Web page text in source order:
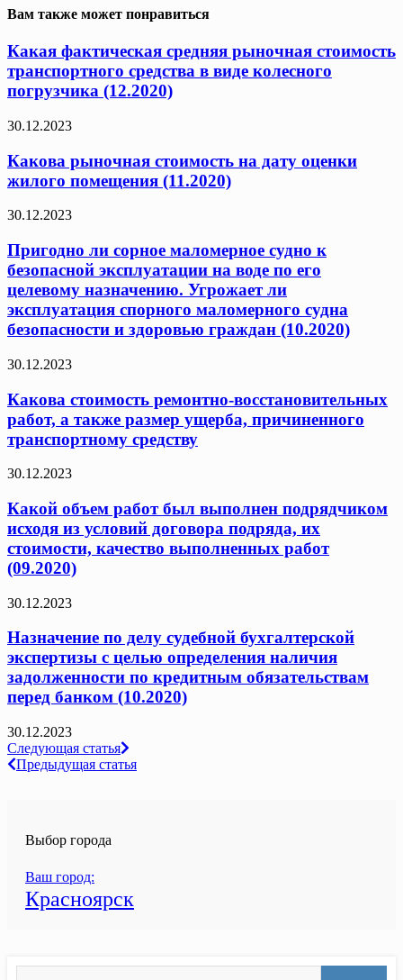
Вам также может понравиться
Какая фактическая средняя рыночная стоимость
транспортного средства в виде колесного
погрузчика (12.2020)
30.12.2023
Какова рыночная стоимость на дату оценки
жилого помещения (11.2020)
30.12.2023
Пригодно ли сорное маломерное судно к
безопасной эксплуатации на воде по его
целевому назначению. Угрожает ли
эксплуатация спорного маломерного судна
безопасности и здоровью граждан (10.2020)
30.12.2023
Какова стоимость ремонтно-восстановительных
работ, а также размер ущерба, причиненного
транспортному средству
30.12.2023
Какой объем работ был выполнен подрядчиком
исходя из условий договора подряда, их
стоимости, качество выполненных работ
(09.2020)
30.12.2023
Назначение по делу судебной бухгалтерской
экспертизы с целью определения наличия
задолженности по кредитным обязательствам
перед банком (10.2020)
30.12.2023
Навигация
по
Следующая статья
Предыдущая статья
Выбор города
Ваш город:
Красноярск